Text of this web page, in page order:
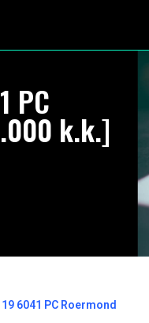
PC
k.k.]
6041 PC Roermond